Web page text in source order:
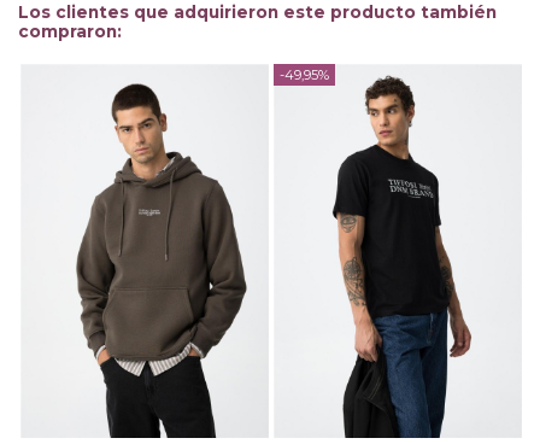
Los clientes que adquirieron este producto también
compraron:
-49,95%